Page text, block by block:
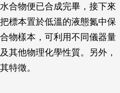
合物便已合成完畢，接下來
標本置於低溫的液態氮中保
物樣本，可利用不同儀器量
其他物理化學性質。另外，
特徵。